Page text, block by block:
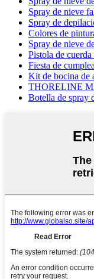
Spray de nieve
Spray de
Colores de
Spray de nieve
Pistola de cuerda
Fiesta de
Kit de bocina de
THORELINE
Botella de spray